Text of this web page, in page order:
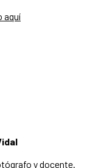
aquí
y docente.